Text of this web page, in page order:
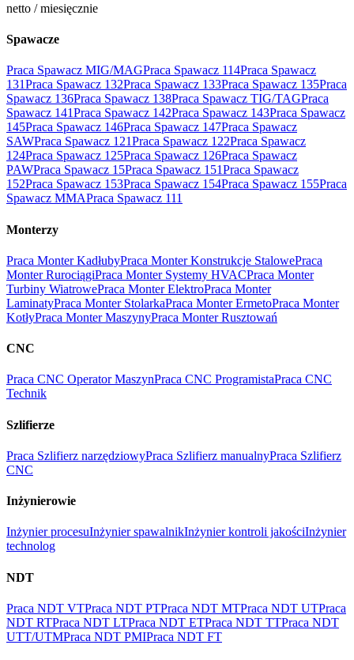
netto /miesięcznie
Spawacze
Praca Spawacz MIG/MAGPraca Spawacz 114Praca Spawacz
131Praca Spawacz 132Praca Spawacz 133Praca Spawacz 135Praca
Spawacz 136Praca Spawacz 138Praca Spawacz TIG/TAGPraca
Spawacz 141Praca Spawacz 142Praca Spawacz 143Praca Spawacz
145Praca Spawacz 146Praca Spawacz 147Praca Spawacz
SAWPraca Spawacz 121Praca Spawacz 122Praca Spawacz
124Praca Spawacz 125Praca Spawacz 126Praca Spawacz
PAWPraca Spawacz 15Praca Spawacz 151Praca Spawacz
152Praca Spawacz 153Praca Spawacz 154Praca Spawacz 155Praca
Spawacz MMAPraca Spawacz 111
Monterzy
Praca Monter KadłubyPraca Monter Konstrukcje StalowePraca
Monter RurociągiPraca Monter Systemy HVACPraca Monter
Turbiny WiatrowePraca Monter ElektroPraca Monter
LaminatyPraca Monter StolarkaPraca Monter ErmetoPraca Monter
KotłyPraca Monter MaszynyPraca Monter Rusztowań
CNC
Praca CNC Operator MaszynPraca CNC ProgramistaPraca CNC
Technik
Szlifierze
Praca Szlifierz narzędziowyPraca Szlifierz manualnyPraca Szlifierz
CNC
Inżynierowie
Inżynier procesuInżynier spawalnikInżynier kontroli jakościInżynier
technolog
NDT
Praca NDT VTPraca NDT PTPraca NDT MTPraca NDT UTPraca
NDT RTPraca NDT LTPraca NDT ETPraca NDT TTPraca NDT
UTT/UTMPraca NDT PMIPraca NDT FT